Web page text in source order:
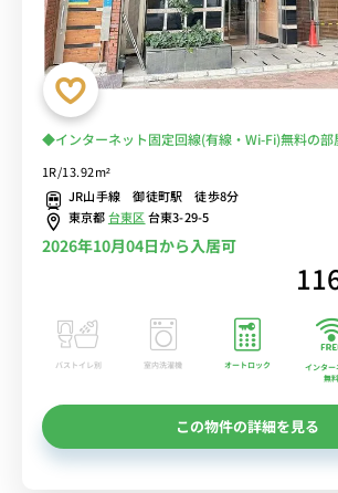
◆インターネット固定回線(有線・Wi-Fi)無料の
竹商店街＆多慶屋で楽しいお買い物出来ます！
1R/13.92m²
JR山手線 御徒町駅 徒歩8分
東京都台東区台東3-29-5
2026年10月04日から入居可
バストイレ別 室内洗濯機 オートロック
インター
無料
この物件の詳細を見る